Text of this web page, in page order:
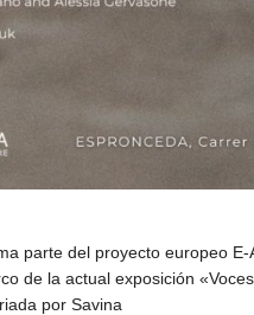
parte del proyecto europeo
de la actual exposición
por Savina